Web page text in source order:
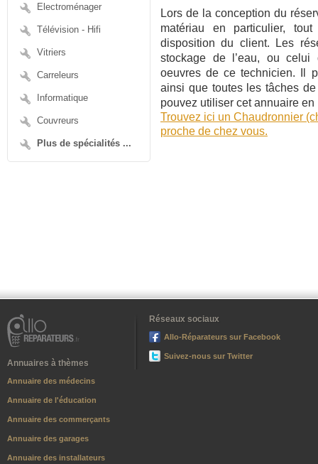
Electroménager
Télévision - Hifi
Vitriers
Carreleurs
Informatique
Couvreurs
Plus de spécialités ...
Lors de la conception du
matériau en particulier,
disposition du client. Les
stockage de l’eau, ou celui
oeuvres de ce technicien. Il
ainsi que toutes les tâches
pouvez utiliser cet annuaire
Trouvez ici un Chaudronnier
proche de chez vous.
Annuaires à thèmes
Annuaire des médecins
Annuaire de l'éducation
Annuaire des commerçants
Annuaire des garages
Annuaire des installateurs
Réseaux sociaux
Allo-Réparateurs sur Facebook
Suivez-nous sur Twitter